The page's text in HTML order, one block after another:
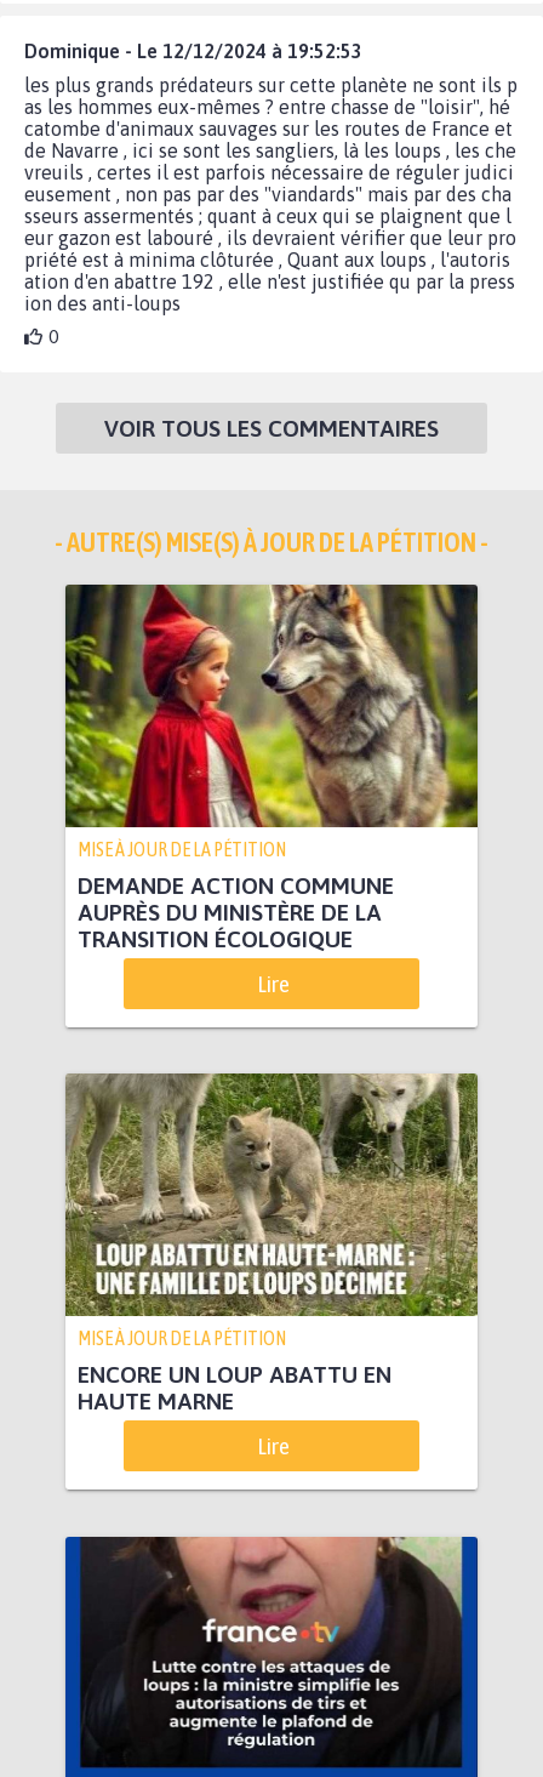
Dominique - Le 12/12/2024 à 19:52:53
les plus grands prédateurs sur cette planète ne sont ils p
as les hommes eux-mêmes ? entre chasse de "loisir", hé
catombe d'animaux sauvages sur les routes de France et
de Navarre , ici se sont les sangliers, là les loups , les che
vreuils , certes il est parfois nécessaire de réguler judici
eusement , non pas par des "viandards" mais par des cha
sseurs assermentés ; quant à ceux qui se plaignent que l
eur gazon est labouré , ils devraient vérifier que leur pro
priété est à minima clôturée , Quant aux loups , l'autoris
ation d'en abattre 192 , elle n'est justifiée qu par la press
ion des anti-loups
0
VOIR TOUS LES COMMENTAIRES
- AUTRE(S) MISE(S) À JOUR DE LA PÉTITION -
MISE À JOUR DE LA PÉTITION
DEMANDE ACTION COMMUNE
AUPRÈS DU MINISTÈRE DE LA
TRANSITION ÉCOLOGIQUE
Lire
MISE À JOUR DE LA PÉTITION
ENCORE UN LOUP ABATTU EN
HAUTE MARNE
Lire